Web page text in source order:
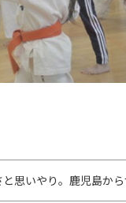
思いやり。鹿児島から